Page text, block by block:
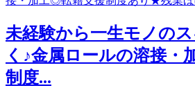
未経験から一生モノの
く♪金属ロールの溶接・
制度...